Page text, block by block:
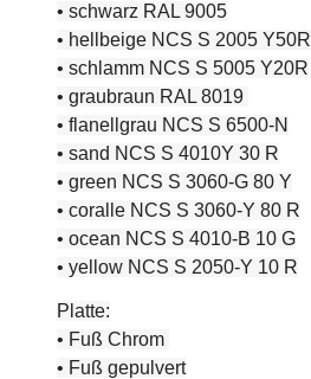
• schwarz RAL 9005
• hellbeige NCS S 2005 Y50R
• schlamm NCS S 5005 Y20R
• graubraun RAL 8019
• flanellgrau NCS S 6500-N
• sand NCS S 4010Y 30 R
• green NCS S 3060-G 80 Y
• coralle NCS S 3060-Y 80 R
• ocean NCS S 4010-B 10 G
• yellow NCS S 2050-Y 10 R
Platte:
• Fuß Chrom
• Fuß gepulvert